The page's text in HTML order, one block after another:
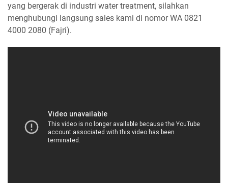
yang bergerak di industri water treatment, silahkan
menghubungi langsung sales kami di nomor WA 0821
4000 2080 (Fajri).